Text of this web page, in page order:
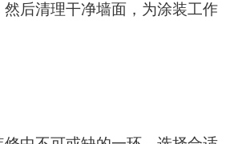
后清理干净墙面，为涂装工作